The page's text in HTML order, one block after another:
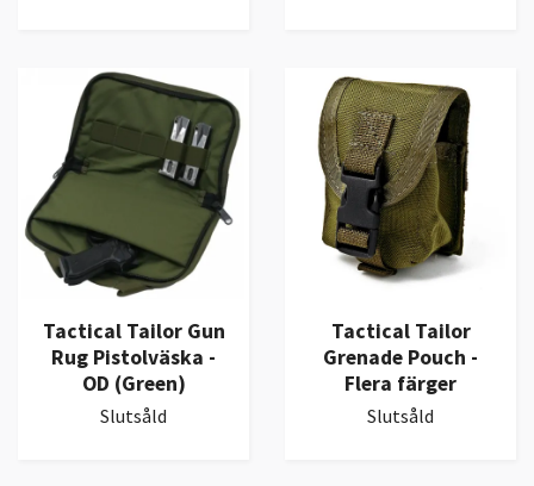
Tactical Tailor Gun
Rug Pistolväska -
OD (Green)
Slutsåld
Tactical Tailor
Grenade Pouch -
Flera färger
Slutsåld